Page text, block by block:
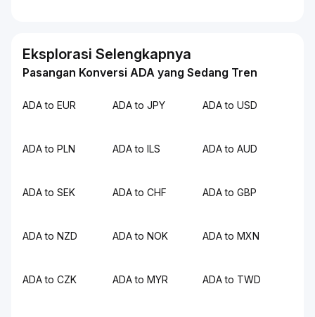
Eksplorasi Selengkapnya
Pasangan Konversi ADA yang Sedang Tren
ADA to EUR ADA to JPY ADA to USD
ADA to PLN ADA to ILS ADA to AUD
ADA to SEK ADA to CHF ADA to GBP
ADA to NZD ADA to NOK ADA to MXN
ADA to CZK ADA to MYR ADA to TWD